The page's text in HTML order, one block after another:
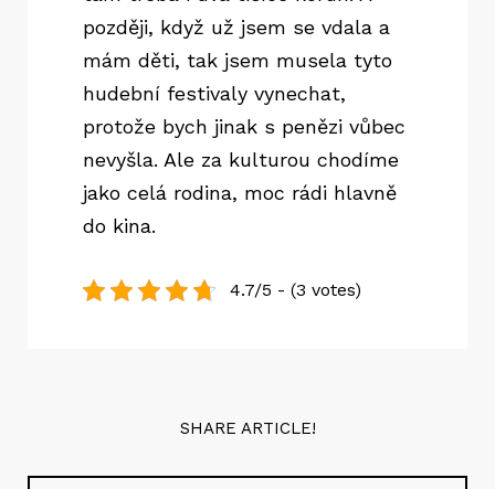
později, když už jsem se vdala a
mám děti, tak jsem musela tyto
hudební festivaly vynechat,
protože bych jinak s penězi vůbec
nevyšla. Ale za kulturou chodíme
jako celá rodina, moc rádi hlavně
do kina.
4.7/5 - (3 votes)
SHARE ARTICLE!